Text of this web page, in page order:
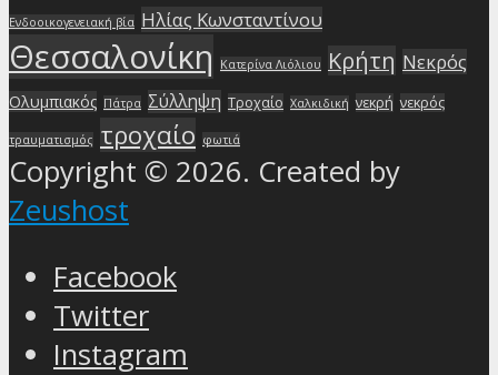
Ενδοοικογενειακή βία Ηλίας Κωνσταντίνου
Θεσσαλονίκη Κατερίνα Λιόλιου Κρήτη Νεκρός
Ολυμπιακός Πάτρα Σύλληψη Τροχαίο Χαλκιδική νεκρή νεκρός
τραυματισμός τροχαίο φωτιά
Copyright © 2026. Created by
Zeushost
Facebook
Twitter
Instagram